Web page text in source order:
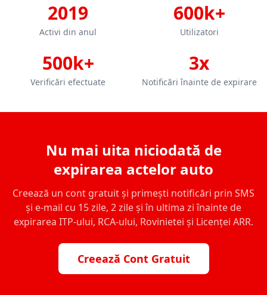
2019
Activi din anul
600k+
Utilizatori
500k+
Verificări efectuate
3x
Notificări înainte de expirare
Nu mai uita niciodată de
expirarea actelor auto
Creează un cont gratuit și primești notificări prin SMS
și e-mail cu 15 zile, 2 zile și în ultima zi înainte de
expirarea ITP-ului, RCA-ului, Rovinietei și Licenței ARR.
Creează Cont Gratuit